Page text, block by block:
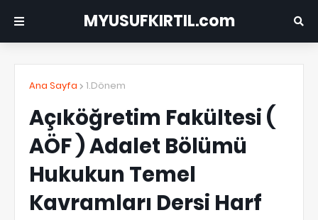
MYUSUFKIRTIL.com
Ana Sayfa 1.Dönem
Açıköğretim Fakültesi (
AÖF ) Adalet Bölümü
Hukukun Temel
Kavramları Dersi Harf